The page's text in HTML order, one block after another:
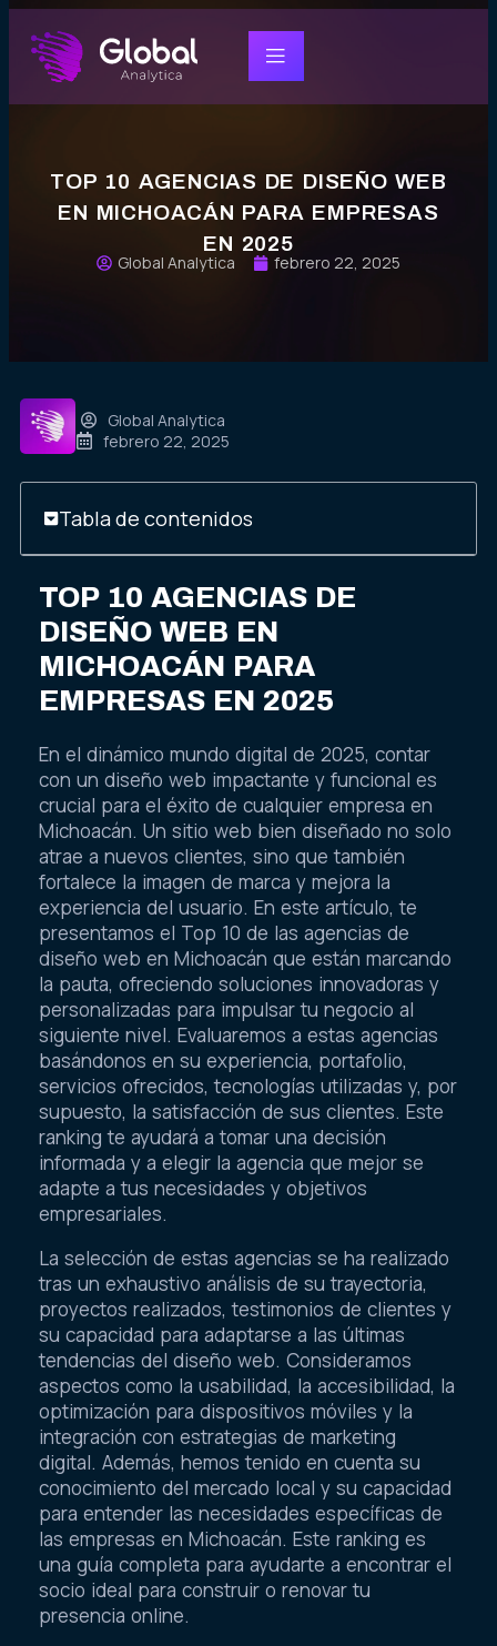
TOP 10 AGENCIAS DE DISEÑO WEB
EN MICHOACÁN PARA EMPRESAS
EN 2025
Global Analytica febrero 22, 2025
Global Analytica
febrero 22, 2025
Tabla de contenidos
TOP 10 AGENCIAS DE
DISEÑO WEB EN
MICHOACÁN PARA
EMPRESAS EN 2025
En el dinámico mundo digital de 2025, contar
con un diseño web impactante y funcional es
crucial para el éxito de cualquier empresa en
Michoacán. Un sitio web bien diseñado no solo
atrae a nuevos clientes, sino que también
fortalece la imagen de marca y mejora la
experiencia del usuario. En este artículo, te
presentamos el Top 10 de las agencias de
diseño web en Michoacán que están marcando
la pauta, ofreciendo soluciones innovadoras y
personalizadas para impulsar tu negocio al
siguiente nivel. Evaluaremos a estas agencias
basándonos en su experiencia, portafolio,
servicios ofrecidos, tecnologías utilizadas y, por
supuesto, la satisfacción de sus clientes. Este
ranking te ayudará a tomar una decisión
informada y a elegir la agencia que mejor se
adapte a tus necesidades y objetivos
empresariales.
La selección de estas agencias se ha realizado
tras un exhaustivo análisis de su trayectoria,
proyectos realizados, testimonios de clientes y
su capacidad para adaptarse a las últimas
tendencias del diseño web. Consideramos
aspectos como la usabilidad, la accesibilidad, la
optimización para dispositivos móviles y la
integración con estrategias de marketing
digital. Además, hemos tenido en cuenta su
conocimiento del mercado local y su capacidad
para entender las necesidades específicas de
las empresas en Michoacán. Este ranking es
una guía completa para ayudarte a encontrar el
socio ideal para construir o renovar tu
presencia online.